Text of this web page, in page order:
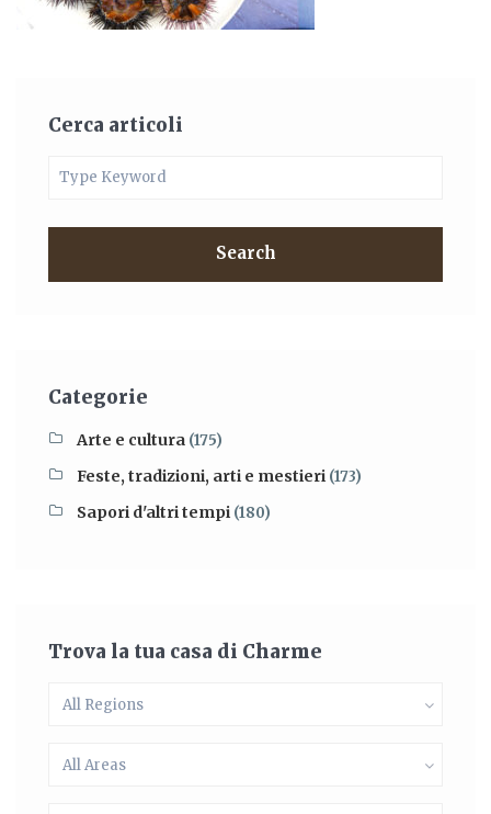
Cerca articoli
Search
Categorie
Arte e cultura (175)
Feste, tradizioni, arti e mestieri (173)
Sapori d'altri tempi (180)
Trova la tua casa di Charme
All Regions
All Areas